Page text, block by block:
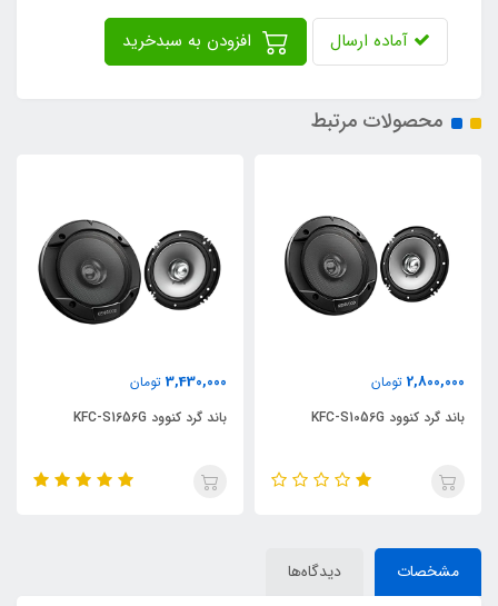
آماده ارسال
محصولات مرتبط
2,800,000 تومان
باند گرد کنوود KFC-S1056G
3,430,000 تومان
باند گرد کنوود KFC-S1656G
مشخصات دیدگاه‌ها